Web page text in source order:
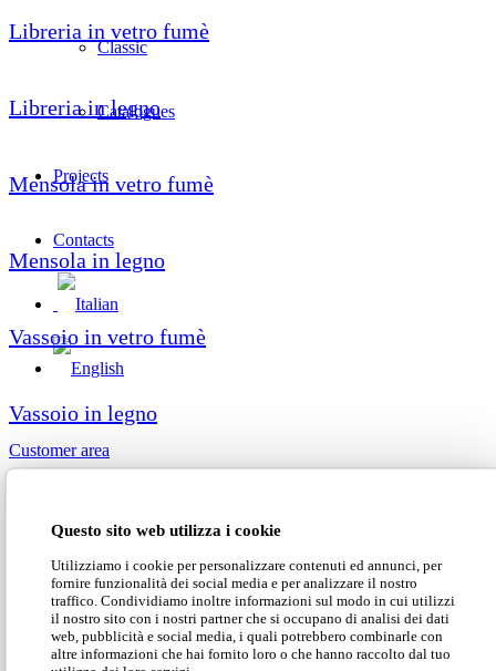
Questo sito web utilizza i cookie
Utilizziamo i cookie per personalizzare contenuti ed annunci, per
fornire funzionalità dei social media e per analizzare il nostro
traffico. Condividiamo inoltre informazioni sul modo in cui utilizzi
il nostro sito con i nostri partner che si occupano di analisi dei dati
web, pubblicità e social media, i quali potrebbero combinarle con
altre informazioni che hai fornito loro o che hanno raccolto dal tuo
Classic
Catalogues
Projects
Contacts
Customer area
Libreria in vetro fumè
Libreria in legno
Mensola in vetro fumè
Mensola in legno
Vassoio in vetro fumè
Vassoio in legno
The